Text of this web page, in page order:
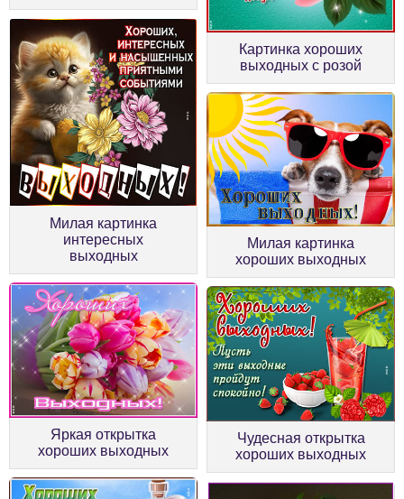
Картинка хороших
выходных с розой
Милая картинка
интересных
выходных
Милая картинка
хороших выходных
Яркая открытка
хороших выходных
Чудесная открытка
хороших выходных